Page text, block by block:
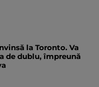
la Toronto. Va
de dublu, împreună